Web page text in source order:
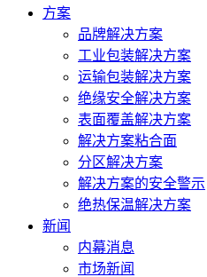
方案
品牌解决方案
工业包装解决方案
运输包装解决方案
绝缘安全解决方案
表面覆盖解决方案
解决方案粘合面
分区解决方案
解决方案的安全警示
绝热保温解决方案
新闻
内幕消息
市场新闻